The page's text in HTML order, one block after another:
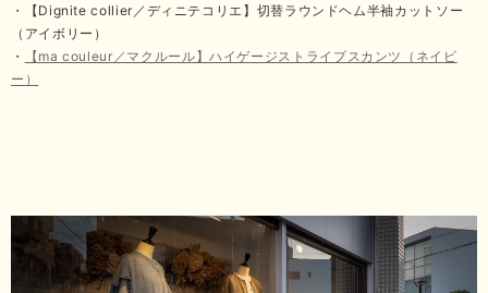
・【Dignite collier／ディニテコリエ】切替ラウンドヘム半袖カットソー
（アイボリー）
・
【ma couleur／マクルール】ハイゲージストライプスカンツ（ネイビ
ー）